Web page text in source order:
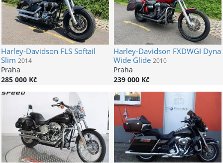
Harley-Davidson FLS Softail
Slim 2014
Praha
285 000 Kč
Harley-Davidson FXDWGI Dyna
Wide Glide 2010
Praha
239 000 Kč